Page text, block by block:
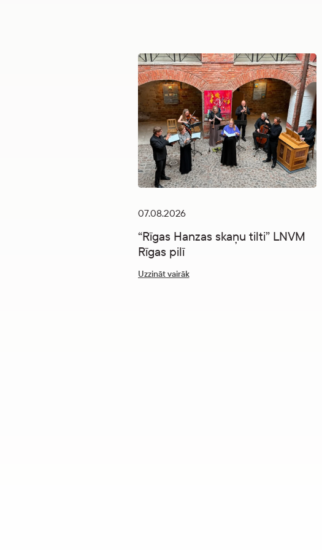
07.08.2026
“Rīgas Hanzas skaņu tilti” LNVM
Rīgas pilī
Uzzināt vairāk